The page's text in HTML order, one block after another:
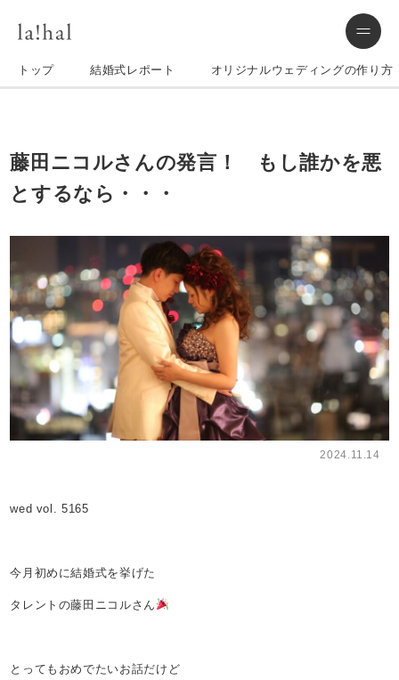
トップ 結婚式レポート オリジナルウェディングの作り方
藤田ニコルさんの発言！ もし誰かを悪
とするなら・・・
2024.11.14
wed vol. 5165
今月初めに結婚式を挙げた
タレントの藤田ニコルさん
とってもおめでたいお話だけど